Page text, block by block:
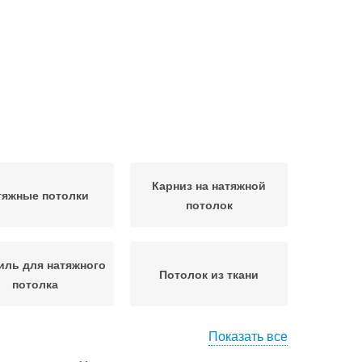
потолки
Карниз на натяжной
потолок
для натяжного
потолка
Потолок из ткани
Показать все